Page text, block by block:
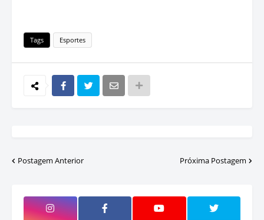
Tags Esportes
Postagem Anterior Próxima Postagem